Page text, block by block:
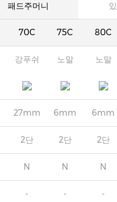
패드주머니
70C 75C 80C
강푸쉬 노말 노말
27mm 6mm 6mm
2단 2단 2단
N N N
- - -